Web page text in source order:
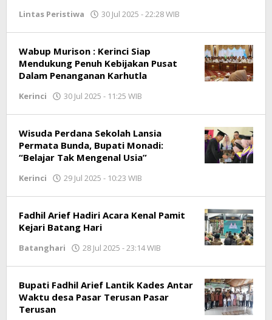
Lintas Peristiwa 30 Jul 2025 - 22:28 WIB
Wabup Murison : Kerinci Siap
Mendukung Penuh Kebijakan Pusat
Dalam Penanganan Karhutla
Kerinci 30 Jul 2025 - 11:25 WIB
Wisuda Perdana Sekolah Lansia
Permata Bunda, Bupati Monadi:
“Belajar Tak Mengenal Usia”
Kerinci 29 Jul 2025 - 10:23 WIB
Fadhil Arief Hadiri Acara Kenal Pamit
Kejari Batang Hari
Batanghari 28 Jul 2025 - 23:14 WIB
Bupati Fadhil Arief Lantik Kades Antar
Waktu desa Pasar Terusan Pasar
Terusan